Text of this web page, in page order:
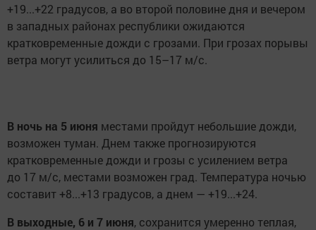
+19...+22 градусов, а во второй половине дня и вечером
в западных районах республики ожидаются
кратковременные дожди с грозами. При грозах порывы
ветра могут усилиться до 15–17 м/с.
В ночь на 5 июня местами пройдут небольшие дожди,
возможен туман. Днем также прогнозируются
кратковременные дожди и грозы с усилением ветра
до 17 м/с, местами возможен град. Температура ночью
составит +8...+13 градусов, а днем — +19...+24.
В выходные, 6 и 7 июня, сохранится умеренно теплая,